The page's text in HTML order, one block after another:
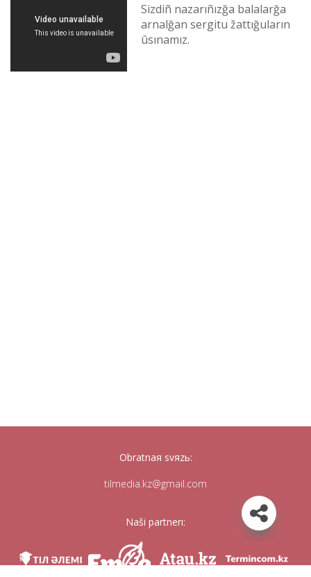
Sіzdіñ nazarıñızğa balalarğa
arnalğan sergіtu žattığuların
ûsınamız.
Obratnaя svяzь:
tilmedia.kz@gmail.com
Naši partnerı: